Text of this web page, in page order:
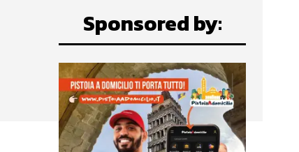
Sponsored by: